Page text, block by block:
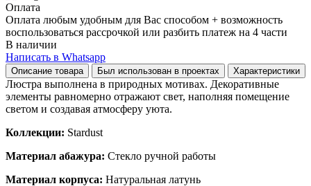
Оплата
Оплата любым удобным для Вас способом + возможность
воспользоваться рассрочкой или разбить платеж на 4 части
В наличии
Написать в Whatsapp
Описание товара Был использован в проектах Характеристики
Люстра выполнена в природных мотивах. Декоративные
элементы равномерно отражают свет, наполняя помещение
светом и создавая атмосферу уюта.
Коллекции: Stardust
Материал абажура: Стекло ручной работы
Материал корпуса: Натуральная латунь